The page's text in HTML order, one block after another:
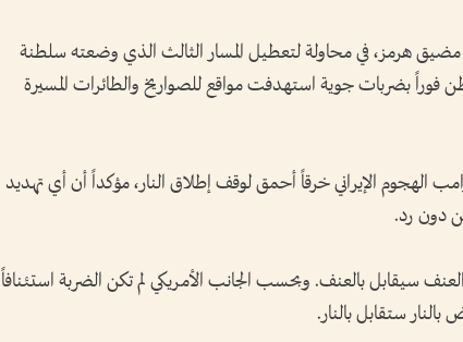
هرمز، في محاولة لتعطيل المسار الثالث الذي وضعته سلطنة
بضربات جوية استهدفت مواقع للصواريخ والطائرات المسيرة
الهجوم الإيراني خرقاً أحمق لوقف إطلاق النار، مؤكداً أن أي تهديد
دون رد.
سيقابل بالعنف. وبحسب الجانب الأمريكي لم تكن الضربة استئنافاً
ستقابل بالنار.